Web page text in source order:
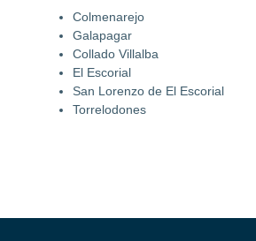
Colmenarejo
Galapagar
Collado Villalba
El Escorial
San Lorenzo de El Escorial
Torrelodones